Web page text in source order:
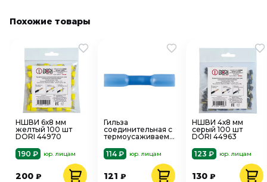
Похожие товары
НШВИ 6х8 мм
желтый 100 шт
DORI 44970
190 ₽
юр. лицам
200 ₽
Гильза
соединительная с
термоусаживаемой
2,5мм2 38мм
голубой 10шт ГСИ-
т STEKKER 32806
114 ₽ юр. лицам
121 ₽
НШВИ 4х8 мм
серый 100 шт
DORI 44963
123 ₽
юр. лицам
130 ₽